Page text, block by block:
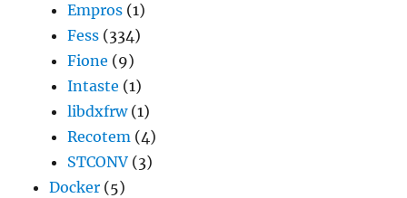
Empros (1)
Fess (334)
Fione (9)
Intaste (1)
libdxfrw(1)
Recotem (4)
STCONV (3)
Docker (5)